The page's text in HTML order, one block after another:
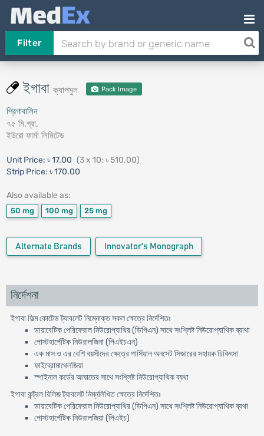
Filter
ইগাবাক্যাপসুল Pack Image
প্রিগাবালিন
৭৫ মি.গ্রা.
ইউরো ফার্মা লিমিটেড
Unit Price: ৳ 17.00 (3 x 10: ৳ 510.00)
Strip Price: ৳ 170.00
Also available as:
50 mg 100 mg 25 mg
Alternate Brands Innovator's Monograph
নির্দেশনা
ইগাবা ফিল্ম কোটেড ট্যাবলেট নিম্নোক্ত সকল ক্ষেত্রে নির্দেশিতঃ
ডায়াবেটিক পেরিফেরাল নিউরোপ্যাথির (ডিপিএন) সাথে সংশ্লিষ্ট নিউরোপ্যাথিক ব্যাথা
পোস্টহার্পেটিক নিউরালজিনা (পিএইচএন)
এক মাস ও এর বেশি বয়সীদের ক্ষেত্রে পার্সিয়াল অনসেট সিজারের সহায়ক চিকিৎসা
ফাইব্রোমাথেলজিয়া
স্পাইনাল কর্ডের আঘাতের সাথে সংশ্লিষ্ট নিউরোপ্যাথিক ব্যথা
ইগাবা কন্ট্রল রিলিজ ট্যাবলেট নিম্নলিখিত ক্ষেত্রে নির্দেশিতঃ
ডায়াবেটিক পেরিফেরাল নিউরোপ্যাথির (ডিপিএন) সাথে সংশ্লিষ্ট নিউরোপ্যাথিক ব্যথা
পোস্টহার্পেটিক নিউরালজিয়া (পিএইচ)